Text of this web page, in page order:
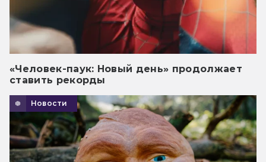
«Человек-паук: Новый день» продолжает
ставить рекорды
Новости